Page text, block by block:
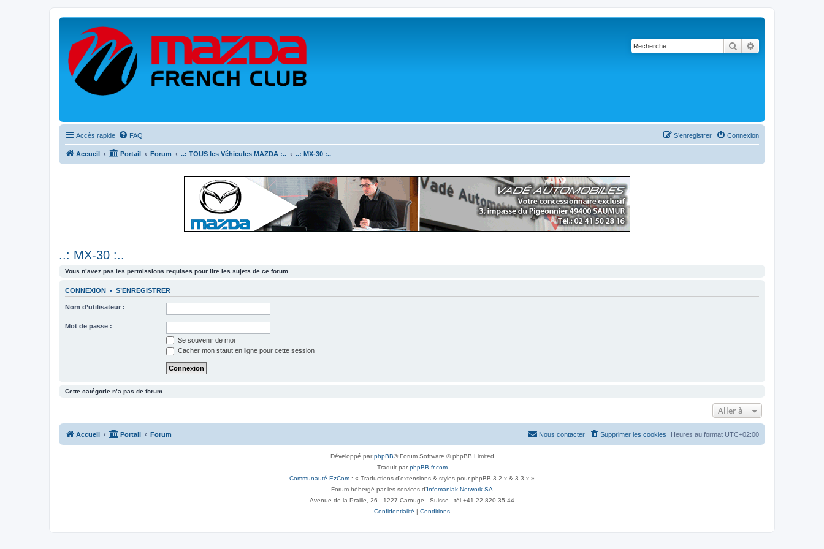
Rechercher
Accès rapide FAQ Connexion
S’enregistrer
Accueil Portail Forum ..: TOUS les Véhicules MAZDA :.. ..: MX-30 :..
..: MX-30 :..
Vous n’avez pas les permissions requises pour lire les sujets de ce forum.
CONNEXION • S’ENREGISTRER
Nom d’utilisateur :
Mot de passe :
Se souvenir de moi
Cacher mon statut en ligne pour cette session
Cette catégorie n’a pas de forum.
Aller à
Accueil Portail Forum Heures au format UTC+02:00
Supprimer les cookies
Nous contacter
Développé parphpBB® Forum Software © phpBB Limited
Traduit parphpBB-fr.com
Communauté EzCom : « Traductions d'extensions & styles pour phpBB 3.2.x & 3.3.x »
Forum hébergé par les services d’Infomaniak Network SA
Avenue de la Praille, 26 - 1227 Carouge - Suisse - tél +41 22 820 35 44
Confidentialité | Conditions